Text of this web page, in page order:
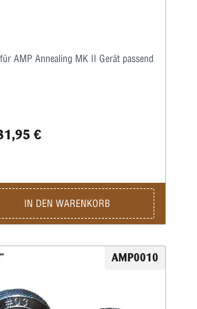
AMP Annealing MK II Gerät passend
€
IN DEN WARENKORB
AMP0010